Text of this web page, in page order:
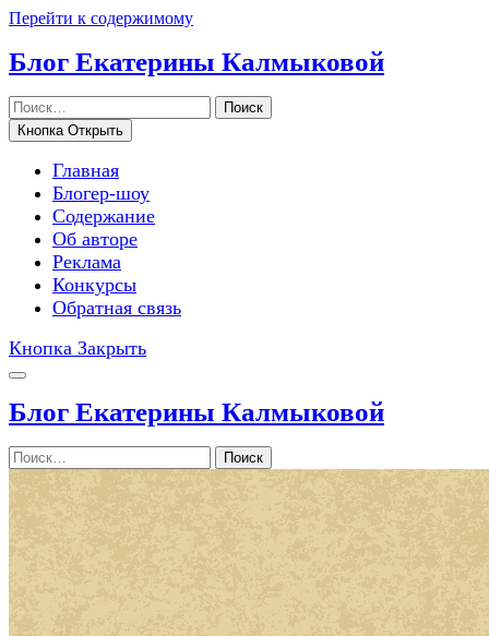
Перейти к содержимому
Блог Екатерины Калмыковой
Поиск
Кнопка Открыть
Главная
Блогер-шоу
Содержание
Об авторе
Реклама
Конкурсы
Обратная связь
Кнопка Закрыть
Блог Екатерины Калмыковой
Поиск